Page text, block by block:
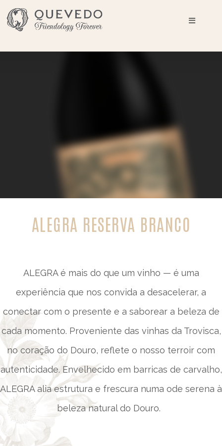
ALEGRA RESERVA BRANCO
ALEGRA é mais do que um vinho — é uma
experiência que nos convida a desacelerar, a
conectar com o presente e a saborear a beleza de
cada momento. Proveniente das vinhas da Trovisca,
no coração do Douro, reflete o nosso terroir com
autenticidade. Envelhecido em barricas de carvalho,
ALEGRA alia estrutura e frescura numa ode serena à
beleza natural do Douro.